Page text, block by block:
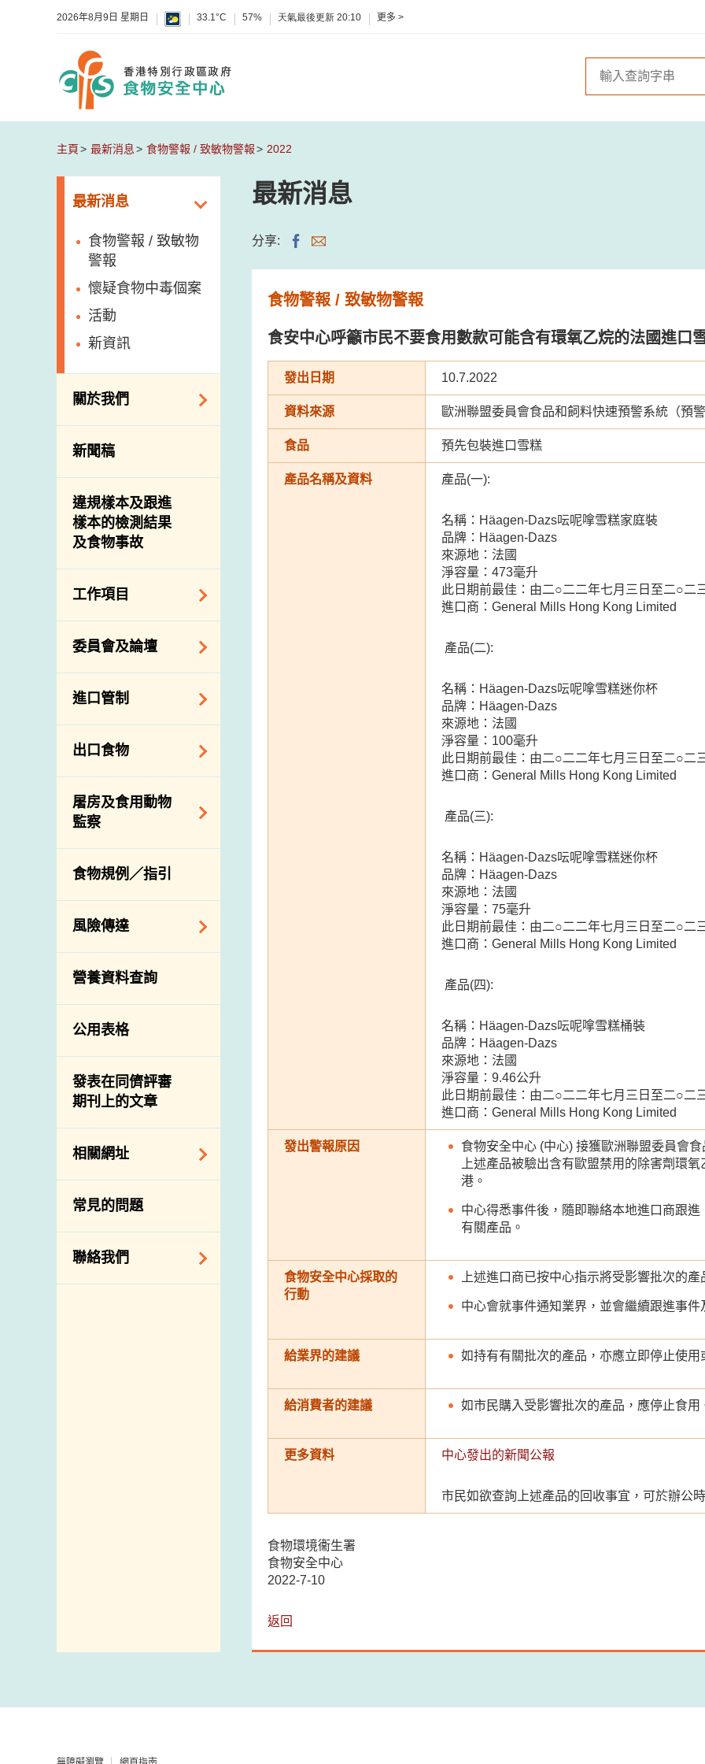
2026年8月9日 星期日 33.1°C 57% 天氣最後更新 20:10 更多 >
主頁 最新消息 食物警報 / 致敏物警報 2022
最新消息
食物警報 / 致敏物
警報
懷疑食物中毒個案
活動
新資訊
關於我們
組織結構
介紹短片
新聞稿
違規樣本及跟進
樣本的檢測結果
及食物事故
工作項目
降低膳食中的鈉和
糖
食物安全重點控制
系統
基因改造食物
資料
食物安全之風險評
估
食物事故應變及管
理
食物消費量調查
總膳食研究
有機食物
高風險食物
抗菌素耐藥性
委員會及論壇
食物安全專家委員
會
消費者聯繫小組
進口管制
食物進口商和食物
分銷商登記制度
絡內地有關當局
進口食物管制
口檢驗
出口食物
出口驗證
出口食物往內地
出口商及業界的消
息
屠房及食用動物
監察
規管農業化學物及
獸醫藥物在食用動
物上的使用
屠房及疾病監測
宰前檢驗
宰後檢驗
結果
屠房及肉類檢驗
食物規例／指引
風險傳達
主題項目
項目及活動
資訊平台
下載
公開比賽
營養資料查詢
公用表格
發表在同儕評審
期刊上的文章
相關網址
相關政府部門／機
構
常見的問題
聯絡我們
最新消息
分享:
食物警報 / 致敏物警報
食安中心呼籲市民不要食用數款可能含有環氧乙烷的法國進口
發出日期 10.7.2022
資料來源 歐洲聯盟委員會食品和飼料快速預警系統（預
食品 預先包裝進口雪糕
產品名稱及資料 產品(一):
名稱：Häagen-Dazs呍呢嗱雪糕家庭裝
品牌：Häagen-Dazs
來源地：法國
淨容量：473毫升
此日期前最佳：由二○二二年七月三日至二○二
進口商：General Mills Hong Kong Limited
產品(二):
名稱：Häagen-Dazs呍呢嗱雪糕迷你杯
品牌：Häagen-Dazs
來源地：法國
淨容量：100毫升
此日期前最佳：由二○二二年七月三日至二○二
進口商：General Mills Hong Kong Limited
產品(三):
名稱：Häagen-Dazs呍呢嗱雪糕迷你杯
品牌：Häagen-Dazs
來源地：法國
淨容量：75毫升
此日期前最佳：由二○二二年七月三日至二○二
進口商：General Mills Hong Kong Limited
產品(四):
名稱：Häagen-Dazs呍呢嗱雪糕桶裝
品牌：Häagen-Dazs
來源地：法國
淨容量：9.46公升
此日期前最佳：由二○二二年七月三日至二○二
進口商：General Mills Hong Kong Limited
發出警報原因
食物安全中心 (中心) 接獲歐洲聯盟委員會
上述產品被驗出含有歐盟禁用的除害劑環
港。
中心得悉事件後，隨即聯絡本地進口商跟
有關產品。
食物安全中心採取的
行動
上述進口商已按中心指示將受影響批次的
中心會就事件通知業界，並會繼續跟進事件
給業界的建議 如持有有關批次的產品，亦應立即停止使用
給消費者的建議 如市民購入受影響批次的產品，應停止食用
更多資料 中心發出的新聞公報
市民如欲查詢上述產品的回收事宜，可於辦公
食物環境衞生署
食物安全中心
2022-7-10
返回